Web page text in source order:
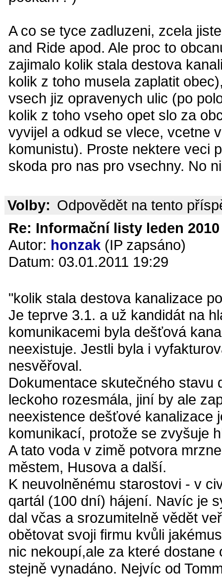
A co se tyce zadluzeni, zcela
and Ride apod. Ale proc to
zajimalo kolik stala destova
kolik z toho musela zaplatit
vsech jiz opravenych ulic (po
kolik z toho vseho opet slo za
vyvijel a odkud se vlece, vcetne
komunistu). Proste nektere veci
skoda pro nas pro vsechny. No
Volby: Odpovědět na tento
Re: Informační listy leden
Autor: honzak (IP zapsáno)
Datum: 03.01.2011 19:29
"kolik stala destova kanalizace
Je teprve 3.1. a už kandidát na
komunikacemi byla dešťová
neexistuje. Jestli byla i
nesvěřoval.
Dokumentace skutečného
leckoho rozesmála, jiní by ale
neexistence dešťové kanalizace
komunikací, protože se zvyšuje
A tato voda v zimě potvora
městem, Husova a další.
K neuvolněnému starostovi - v
qartál (100 dní) hájení. Navíc je
dal včas a srozumitelně vědět
obětovat svoji firmu kvůli
nic nekoupí,ale za které
stejně vynadáno. Nejvíc od